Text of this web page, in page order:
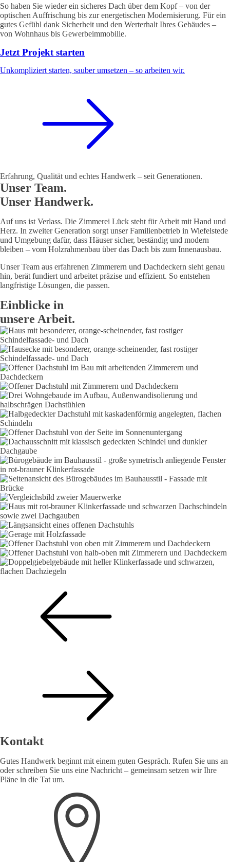
So haben Sie wieder ein sicheres Dach über dem Kopf – von der
optischen Auffrischung bis zur energetischen Modernisierung. Für ein
gutes Gefühl dank Sicherheit und den Werterhalt Ihres Gebäudes –
von Wohnhaus bis Gewerbeimmobilie.
Jetzt Projekt starten
Unkompliziert starten, sauber umsetzen – so arbeiten wir.
Erfahrung, Qualität und echtes Handwerk – seit Generationen.
Unser Team.
Unser Handwerk.
Auf uns ist Verlass. Die Zimmerei Lück steht für Arbeit mit Hand und
Herz. In zweiter Generation sorgt unser Familienbetrieb in Wiefelstede
und Umgebung dafür, dass Häuser sicher, beständig und modern
bleiben – vom Holzrahmenbau über das Dach bis zum Innenausbau.
Unser Team aus erfahrenen Zimmerern und Dachdeckern sieht genau
hin, berät fundiert und arbeitet präzise und effizient. So entstehen
langfristige Lösungen, die passen.
Einblicke in
unsere Arbeit.
Kontakt
Gutes Handwerk beginnt mit einem guten Gespräch. Rufen Sie uns an
oder schreiben Sie uns eine Nachricht – gemeinsam setzen wir Ihre
Pläne in die Tat um.